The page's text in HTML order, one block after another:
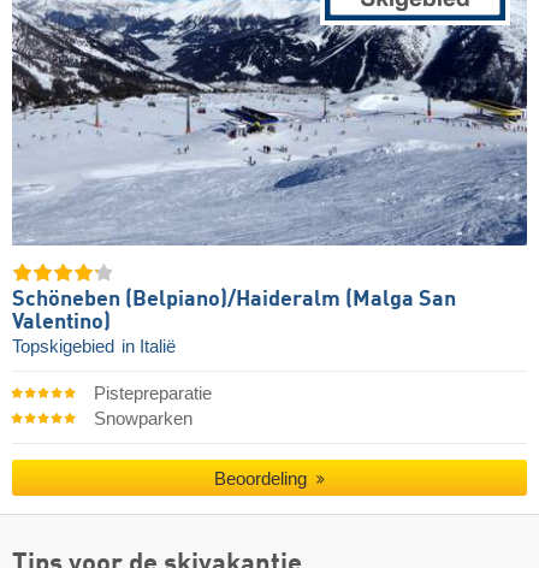
Schöneben (Belpiano)/​Haideralm (Malga San
Valentino)
Topskigebied in Italië
Pistepreparatie
Snowparken
Beoordeling